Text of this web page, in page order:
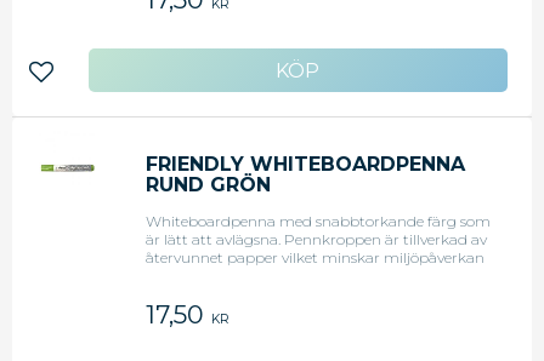
KR
Lägg till i favoriter
FRIENDLY WHITEBOARDPENNA
RUND GRÖN
Whiteboardpenna med snabbtorkande färg som
är lätt att avlägsna. Pennkroppen är tillverkad av
återvunnet papper vilket minskar miljöpåverkan
17,50 KR